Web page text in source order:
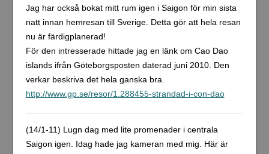
Jag har också bokat mitt rum igen i Saigon för min sista
natt innan hemresan till Sverige. Detta gör att hela resan
nu är färdigplanerad!
För den intresserade hittade jag en länk om Cao Dao
islands ifrån Göteborgsposten daterad juni 2010. Den
verkar beskriva det hela ganska bra.
http://www.gp.se/resor/1.288455-strandad-i-con-dao
(14/1-11) Lugn dag med lite promenader i centrala
Saigon igen. Idag hade jag kameran med mig. Här är